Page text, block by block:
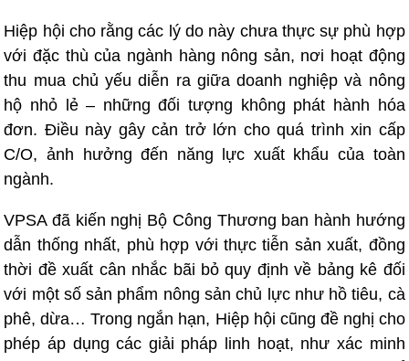
Hiệp hội cho rằng các lý do này chưa thực sự phù hợp
với đặc thù của ngành hàng nông sản, nơi hoạt động
thu mua chủ yếu diễn ra giữa doanh nghiệp và nông
hộ nhỏ lẻ – những đối tượng không phát hành hóa
đơn. Điều này gây cản trở lớn cho quá trình xin cấp
C/O, ảnh hưởng đến năng lực xuất khẩu của toàn
ngành.
VPSA đã kiến nghị Bộ Công Thương ban hành hướng
dẫn thống nhất, phù hợp với thực tiễn sản xuất, đồng
thời đề xuất cân nhắc bãi bỏ quy định về bảng kê đối
với một số sản phẩm nông sản chủ lực như hồ tiêu, cà
phê, dừa… Trong ngắn hạn, Hiệp hội cũng đề nghị cho
phép áp dụng các giải pháp linh hoạt, như xác minh